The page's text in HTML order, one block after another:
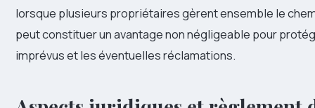
lorsque plusieurs propriétaires gèrent ensemble le
peut constituer un avantage non négligeable pour
imprévus et les éventuelles réclamations.